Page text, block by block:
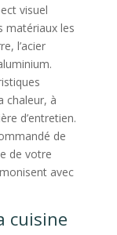
visuel
matériaux les
l’acier
chaleur, à
d’entretien.
de
de votre
avec
cuisine